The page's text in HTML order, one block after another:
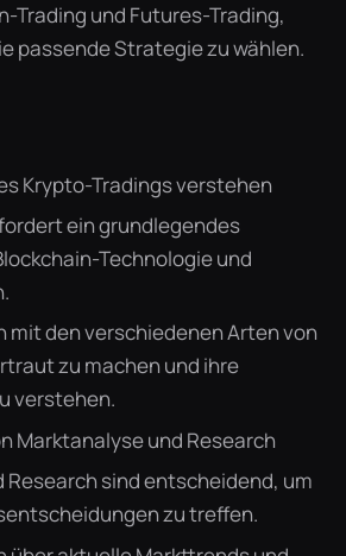
Trading und Futures-Trading,
passende Strategie zu wählen.
Krypto-Tradings verstehen
ein grundlegendes
Technologie und
mit den verschiedenen Arten von
zu machen und ihre
verstehen.
Marktanalyse und Research
Research sind entscheidend, um
zu treffen.